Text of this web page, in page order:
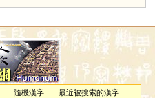
隨機漢字 最近被搜索的漢字